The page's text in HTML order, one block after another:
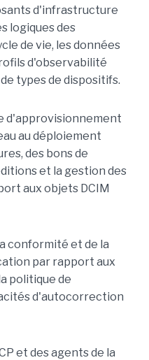
d'infrastructure
logiques des
de vie, les données
d'observabilité
types de dispositifs.
d'approvisionnement
au déploiement
des bons de
et la gestion des
aux objets DCIM
conformité et de la
par rapport aux
politique de
d'autocorrection
et des agents de la